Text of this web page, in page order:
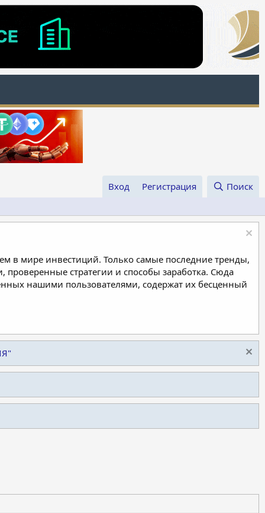
Вход Регистрация Поиск
в мире инвестиций. Только самые последние тренды,
стратегии и способы заработка. Сюда
нашими пользователями, содержат их бесценный